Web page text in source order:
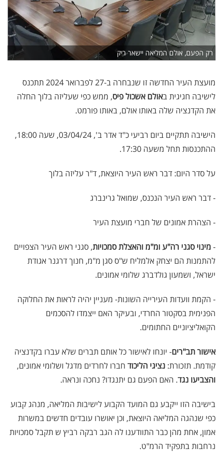
רק הפעם, אולם המליאה יישאר ריק
מועצת העיר החדשה זו שנבחרה ב-27 לפברואר 2024 תתכנס
לישיבה חגיגית באולם אשכול פיס, ממש כפי שעליזה בלוך החלה
את הקדנציה שלה באותו אולם, באותו פורמט.
הישיבה תתקיים ביום רביעי כ"ד אדר ב', 03/04/24, שעה 18:00,
ההתכנסות תחל משעה 17:30.
על סדר היום: דבר ראש העיר היוצאת, ד"ר עליזה בלוך
- דבר ראש העיר הנכנס, שמואל גרינברג
- הצהרת אמונים של חברי מועצת העיר
- מינוי סגני רה"ע ומ"מ והאצלת סמכויות, סגני ראש העיר הצפויים
להתמנות הם יצחק אלמליח ש"ס סגן מ"מ, חנוך דרגנר אגודת
ישראל, ושמעון גולדברג שלומי אמונים.
- הקמת וועדות העירייה השונות- מעניין יהיה לראות את החלוקה
הפנימית בסקטור החרדי, ובעיקר האם ייצמדו להסכמים
הקואליציוניים החתומים.
אישור תב"רים- יונחו לאישור כל אותם תברים שלא עברו בקדנציה
קודמת. תזכורת: נציגי הליכוד חברו לחרדים מדגל ושלומי אמונים,
והצביעו נגד. האם הפעם גם יתנגדו? נחכה ונראה.
בישיבה הזו ייקבע גם המועד הקבוע לישיבות המליאה, מנהג קבוע
כפי שנהגה המליאה היוצאת, וכן יאושרו עובדים חדשים במשרות
אמון, אחת מהן כבר התוודענו לה הגב רבקה רביץ ש תקבל סמכויות
נרחבות בתפקיד הרמ"ט.